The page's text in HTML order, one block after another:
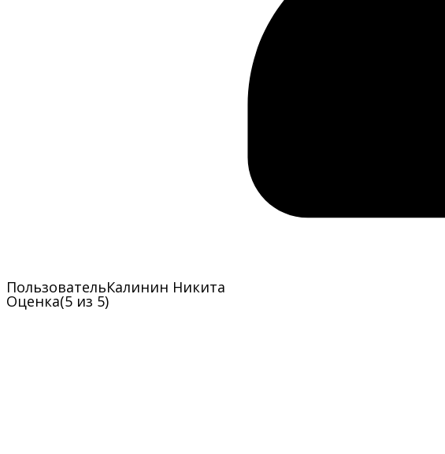
ПользовательКалинин Никита
Оценка(5 из 5)